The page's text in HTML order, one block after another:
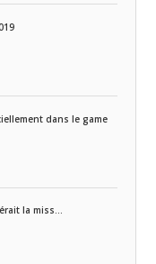
dans le game
la miss…